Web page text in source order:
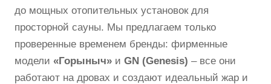
до мощных отопительных установок для
просторной сауны. Мы предлагаем только
проверенные временем бренды: фирменные
модели «Горыныч» и GN (Genesis) – все они
работают на дровах и создают идеальный жар и